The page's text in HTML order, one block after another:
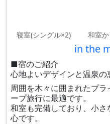
寝室(シングル×2) 和室
in the
■宿のご紹介
心地よいデザインと温泉
周囲を木々に囲まれたプ
ープ旅行に最適です。
和室も完備しており、小
心です。